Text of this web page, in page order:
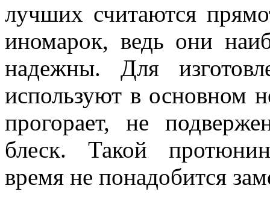
лучших считаются
иномарок, ведь они
надежны. Для
используют в основном
прогорает, не
блеск. Такой
время не понадобится